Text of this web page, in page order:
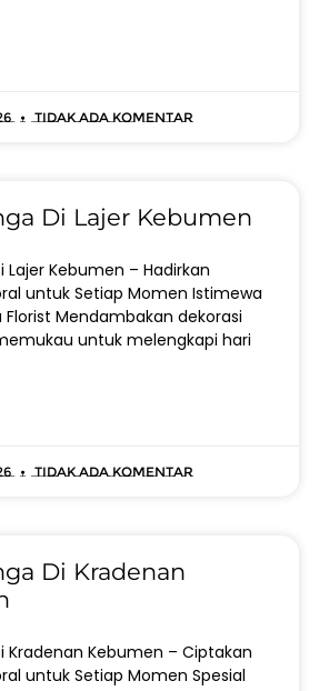
Tidak ada komentar
Di Lajer Kebumen
Lajer Kebumen – Hadirkan
untuk Setiap Momen Istimewa
Florist Mendambakan dekorasi
untuk melengkapi hari
Tidak ada komentar
Di Kradenan
Kradenan Kebumen – Ciptakan
untuk Setiap Momen Spesial